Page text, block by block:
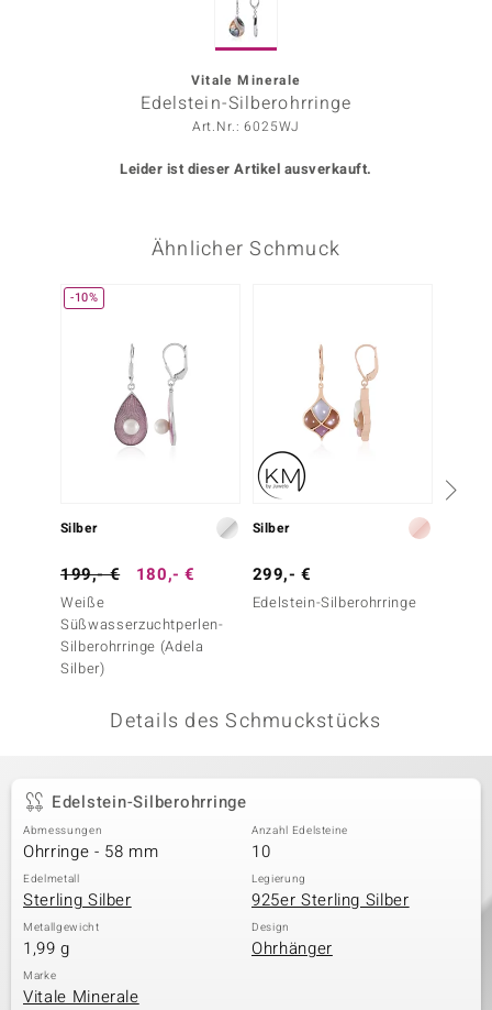
Collection
Collection
Vitale Minerale
Edelstein-Silberohrringe
Art.Nr.: 6025WJ
Leider ist dieser Artikel ausverkauft.
Ähnlicher Schmuck
-10%
Silber
199,- € 180,- €
Weiße
Süßwasserzuchtperlen-
Silberohrringe (Adela
Silber)
Silber
299,- €
Edelstein-Silberohrringe
Details des Schmuckstücks
Edelstein-Silberohrringe
Abmessungen
Ohrringe - 58 mm
Anzahl Edelsteine
10
Edelmetall
Sterling Silber
Legierung
925er Sterling Silber
Metallgewicht
1,99 g
Design
Ohrhänger
Marke
Vitale Minerale